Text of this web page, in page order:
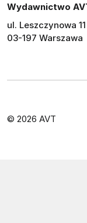
Wydawnictwo
ul. Leszczynowa 11
03-197 Warszawa
© 2026 AVT